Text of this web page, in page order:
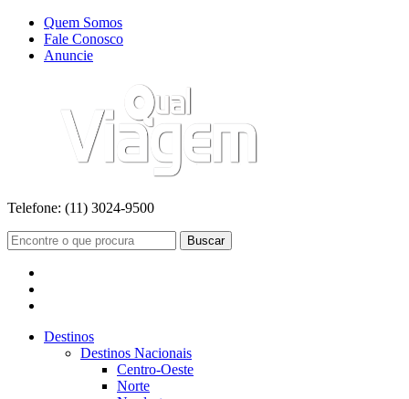
Quem Somos
Fale Conosco
Anuncie
Telefone: (11) 3024-9500
Buscar
Destinos
Destinos Nacionais
Centro-Oeste
Norte